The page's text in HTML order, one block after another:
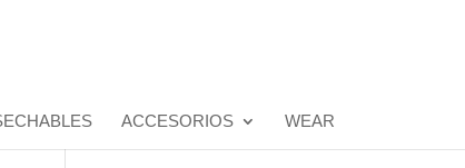
ACCESORIOS WEAR